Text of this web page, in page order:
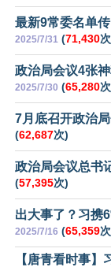
最新9常委名单
2025/7/31 (71,430
政治局会议4张
2025/7/30 (65,280
7月底召开政治
(62,687次)
政治局会议总书
(57,395次)
出大事了？习携
2025/7/16 (65,359
【唐青看时事